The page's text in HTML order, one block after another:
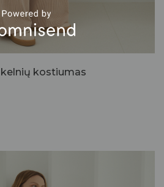
kostiumas